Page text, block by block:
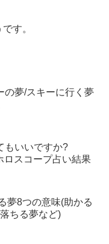
す。
の夢/スキーに行く夢
もいいですか?
ロスコープ占い結果
夢8つの意味(助かる
ちる夢など)